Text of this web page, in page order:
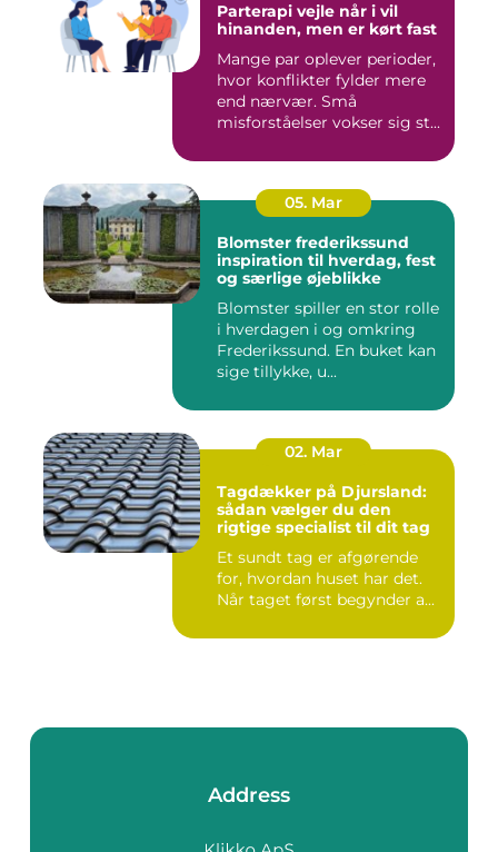
Parterapi vejle når i vil
hinanden, men er kørt fast
Mange par oplever perioder,
hvor konflikter fylder mere
end nærvær. Små
misforståelser vokser sig st...
05. Mar
Blomster frederikssund
inspiration til hverdag, fest
og særlige øjeblikke
Blomster spiller en stor rolle
i hverdagen i og omkring
Frederikssund. En buket kan
sige tillykke, u...
02. Mar
Tagdækker på Djursland:
sådan vælger du den
rigtige specialist til dit tag
Et sundt tag er afgørende
for, hvordan huset har det.
Når taget først begynder a...
Address